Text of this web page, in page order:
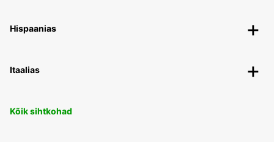
Hispaanias
Itaalias
Kõik sihtkohad